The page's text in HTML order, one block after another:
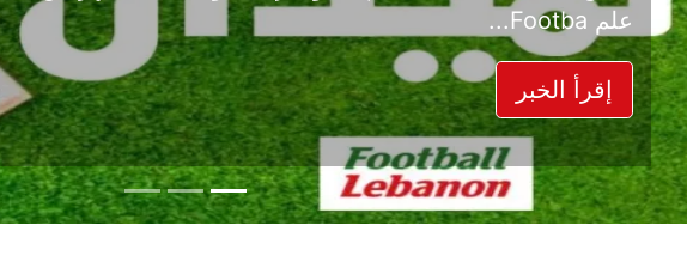
حسم ل...
إقرأ الخبر